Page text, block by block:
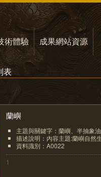
術體驗 成果網站資源
表
蘭嶼
主題與關鍵字：蘭嶼、半抽象
描述說明：內容主題:蘭嶼自然
資料識別：A0022
1